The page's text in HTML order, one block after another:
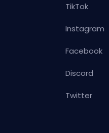
TikTok
Instagram
Facebook
Discord
Twitter